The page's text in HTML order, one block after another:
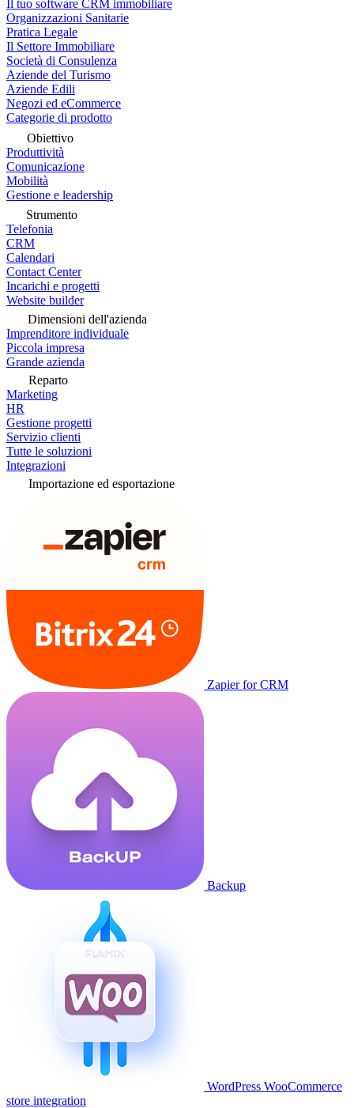
Il tuo software CRM immobiliare
Organizzazioni Sanitarie
Pratica Legale
Il Settore Immobiliare
Società di Consulenza
Aziende del Turismo
Aziende Edili
Negozi ed eCommerce
Categorie di prodotto
Obiettivo
Produttività
Comunicazione
Mobilità
Gestione e leadership
Strumento
Telefonia
CRM
Calendari
Contact Center
Incarichi e progetti
Website builder
Dimensioni dell'azienda
Imprenditore individuale
Piccola impresa
Grande azienda
Reparto
Marketing
HR
Gestione progetti
Servizio clienti
Tutte le soluzioni
Integrazioni
Importazione ed esportazione
Zapier for CRM
Backup
WordPress WooCommerce
store integration